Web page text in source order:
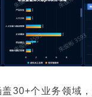
30+个业务领域